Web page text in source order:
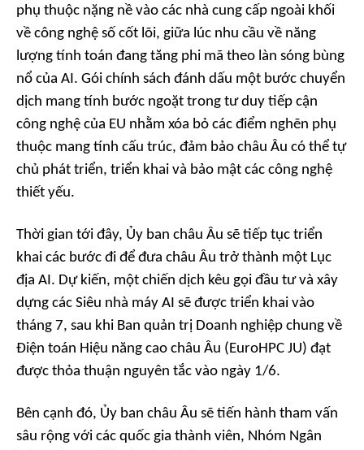
phụ thuộc nặng nề vào các nhà cung cấp ngoài khối
về công nghệ số cốt lõi, giữa lúc nhu cầu về năng
lượng tính toán đang tăng phi mã theo làn sóng bùng
nổ của AI. Gói chính sách đánh dấu một bước chuyển
dịch mang tính bước ngoặt trong tư duy tiếp cận
công nghệ của EU nhằm xóa bỏ các điểm nghẽn phụ
thuộc mang tính cấu trúc, đảm bảo châu Âu có thể tự
chủ phát triển, triển khai và bảo mật các công nghệ
thiết yếu.
Thời gian tới đây, Ủy ban châu Âu sẽ tiếp tục triển
khai các bước đi để đưa châu Âu trở thành một Lục
địa AI. Dự kiến, một chiến dịch kêu gọi đầu tư và xây
dựng các Siêu nhà máy AI sẽ được triển khai vào
tháng 7, sau khi Ban quản trị Doanh nghiệp chung về
Điện toán Hiệu năng cao châu Âu (EuroHPC JU) đạt
được thỏa thuận nguyên tắc vào ngày 1/6.
Bên cạnh đó, Ủy ban châu Âu sẽ tiến hành tham vấn
sâu rộng với các quốc gia thành viên, Nhóm Ngân